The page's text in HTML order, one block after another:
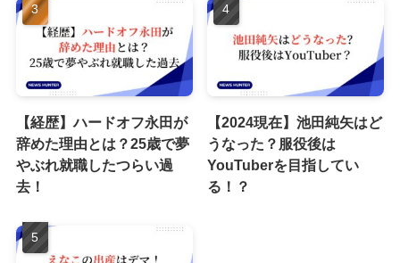
【経歴】ハードオフ永田が
辞めた理由とは？25歳で夢
やぶれ就職したつらい過
去！
【2024現在】池田純矢はど
うなった？服役後は
YouTuberを目指してい
る！？